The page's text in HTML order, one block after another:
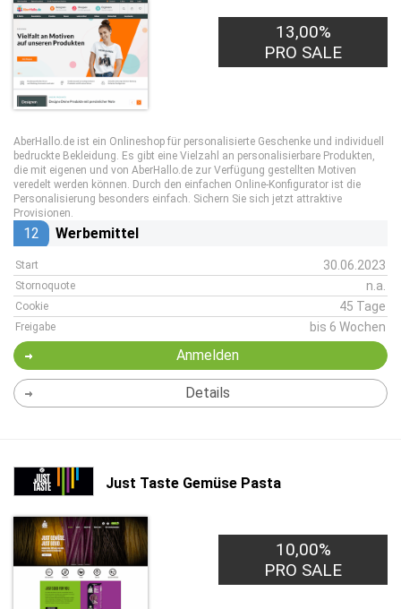
13,00%
PRO SALE
AberHallo.de ist ein Onlineshop für personalisierte Geschenke und individuell
bedruckte Bekleidung. Es gibt eine Vielzahl an personalisierbare Produkten,
die mit eigenen und von AberHallo.de zur Verfügung gestellten Motiven
veredelt werden können. Durch den einfachen Online-Konfigurator ist die
Personalisierung besonders einfach. Sichern Sie sich jetzt attraktive
Provisionen.
12 Werbemittel
Start 30.06.2023
Stornoquote n.a.
Cookie 45 Tage
Freigabe bis 6 Wochen
Anmelden
Details
Just Taste Gemüse Pasta
10,00%
PRO SALE